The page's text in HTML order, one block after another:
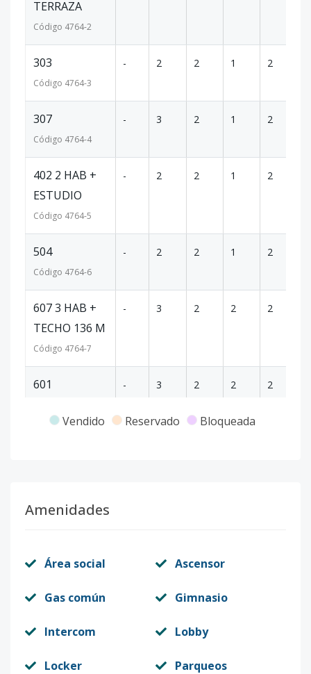
TERRAZA
Código 4764-2
303
Código 4764-3
- 2 2 1 2
307
Código 4764-4
- 3 2 1 2
402 2 HAB +
ESTUDIO
Código 4764-5
- 2 2 1 2
504
Código 4764-6
- 2 2 1 2
607 3 HAB +
TECHO 136 M
Código 4764-7
- 3 2 2 2
601 - 3 2 2 2
Vendido Reservado Bloqueada
Amenidades
Área social Ascensor
Gas común Gimnasio
Intercom Lobby
Locker Parqueos